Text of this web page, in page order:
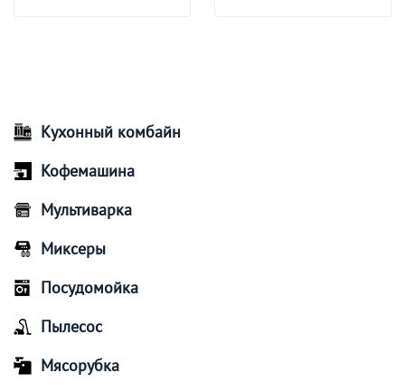
Кухонный комбайн
Кофемашина
Мультиварка
Миксеры
Посудомойка
Пылесос
Мясорубка